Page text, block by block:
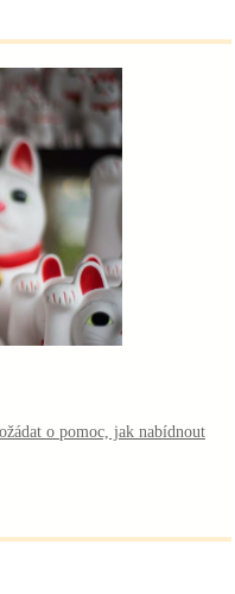
o pomoc, jak nabídnout